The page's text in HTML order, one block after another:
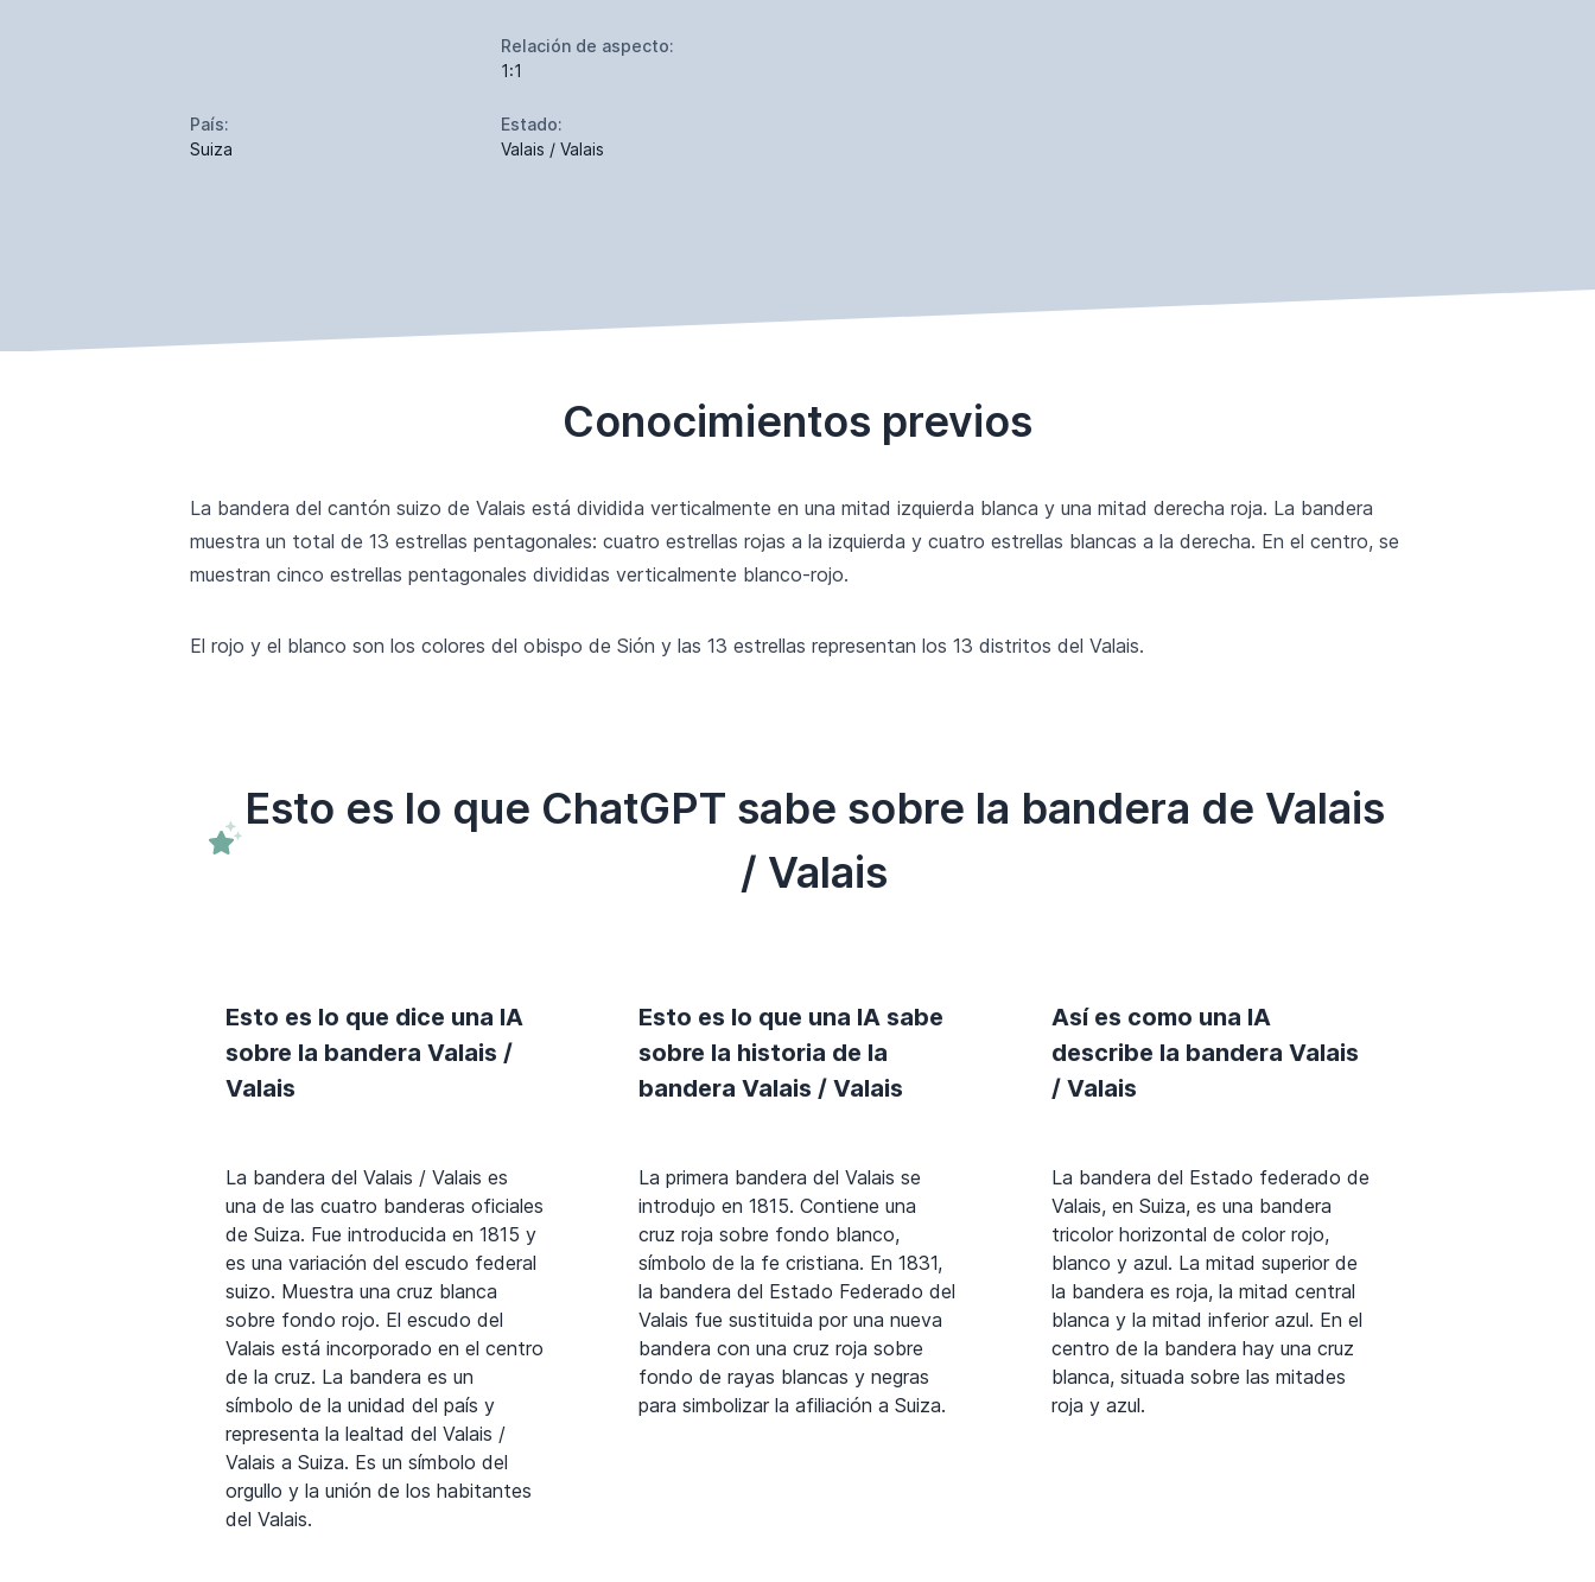
Relación de aspecto:
1:1
País:
Suiza
Estado:
Valais / Valais
Conocimientos previos
La bandera del cantón suizo de Valais está dividida verticalmente en una mitad izquierda blanca y una mitad derecha roja. La bandera
muestra un total de 13 estrellas pentagonales: cuatro estrellas rojas a la izquierda y cuatro estrellas blancas a la derecha. En el centro, se
muestran cinco estrellas pentagonales divididas verticalmente blanco-rojo.
El rojo y el blanco son los colores del obispo de Sión y las 13 estrellas representan los 13 distritos del Valais.
Esto es lo que ChatGPT sabe sobre la bandera de Valais
/ Valais
Esto es lo que dice una IA
sobre la bandera Valais /
Valais
La bandera del Valais / Valais es
una de las cuatro banderas oficiales
de Suiza. Fue introducida en 1815 y
es una variación del escudo federal
suizo. Muestra una cruz blanca
sobre fondo rojo. El escudo del
Valais está incorporado en el centro
de la cruz. La bandera es un
símbolo de la unidad del país y
representa la lealtad del Valais /
Valais a Suiza. Es un símbolo del
orgullo y la unión de los habitantes
del Valais.
Esto es lo que una IA sabe
sobre la historia de la
bandera Valais / Valais
La primera bandera del Valais se
introdujo en 1815. Contiene una
cruz roja sobre fondo blanco,
símbolo de la fe cristiana. En 1831,
la bandera del Estado Federado del
Valais fue sustituida por una nueva
bandera con una cruz roja sobre
fondo de rayas blancas y negras
para simbolizar la afiliación a Suiza.
Así es como una IA
describe la bandera Valais
/ Valais
La bandera del Estado federado de
Valais, en Suiza, es una bandera
tricolor horizontal de color rojo,
blanco y azul. La mitad superior de
la bandera es roja, la mitad central
blanca y la mitad inferior azul. En el
centro de la bandera hay una cruz
blanca, situada sobre las mitades
roja y azul.